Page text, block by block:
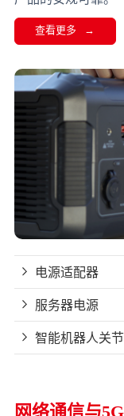
查看更多
电源适配器
服务器电源
智能机器人关